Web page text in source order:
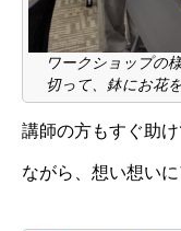
ワークショップの
切って、鉢にお花
講師の方もすぐ助
ながら、想い想い